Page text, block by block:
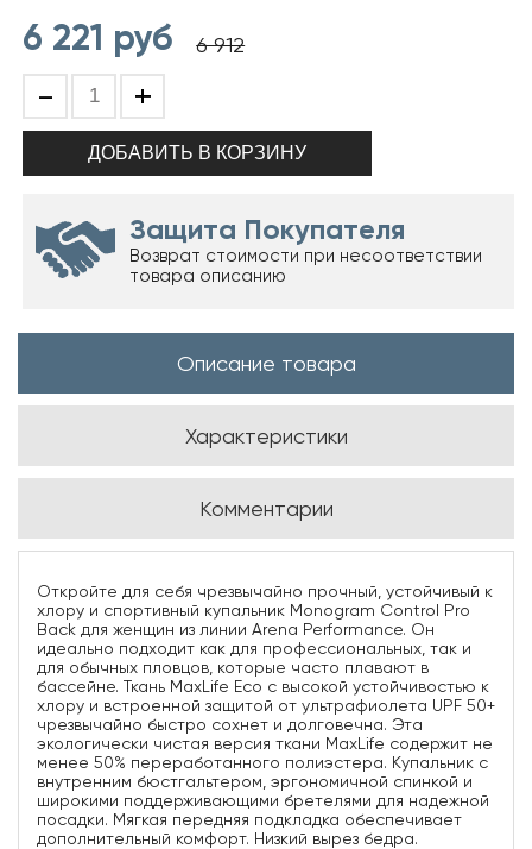
6 221 руб 6 912
- +
Защита Покупателя
Возврат стоимости при несоответствии
товара описанию
Описание товара
Характеристики
Комментарии
Откройте для себя чрезвычайно прочный, устойчивый к
хлору и спортивный купальник Monogram Control Pro
Back для женщин из линии Arena Performance. Он
идеально подходит как для профессиональных, так и
для обычных пловцов, которые часто плавают в
бассейне. Ткань MaxLife Eco с высокой устойчивостью к
хлору и встроенной защитой от ультрафиолета UPF 50+
чрезвычайно быстро сохнет и долговечна. Эта
экологически чистая версия ткани MaxLife содержит не
менее 50% переработанного полиэстера. Купальник с
внутренним бюстгальтером, эргономичной спинкой и
широкими поддерживающими бретелями для надежной
посадки. Мягкая передняя подкладка обеспечивает
дополнительный комфорт. Низкий вырез бедра.